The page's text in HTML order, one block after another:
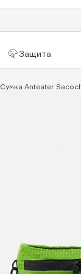
Защита
Сумка Anteater